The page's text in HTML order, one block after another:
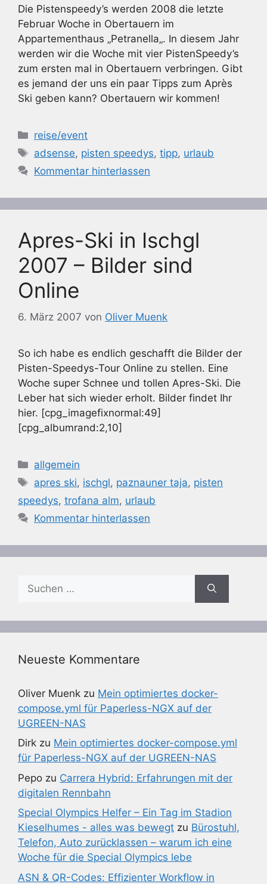
Die Pistenspeedy’s werden 2008 die letzte
Februar Woche in Obertauern im
Appartementhaus „Petranella„. In diesem Jahr
werden wir die Woche mit vier PistenSpeedy’s
zum ersten mal in Obertauern verbringen. Gibt
es jemand der uns ein paar Tipps zum Après
Ski geben kann? Obertauern wir kommen!
Kategorien
reise/event
Schlagwörter
adsense, pisten speedys,tipp, urlaub
Kommentar hinterlassen
Apres-Ski in Ischgl
2007 – Bilder sind
Online
6. März 2007 von Oliver Muenk
So ich habe es endlich geschafft die Bilder der
Pisten-Speedys-Tour Online zu stellen. Eine
Woche super Schnee und tollen Apres-Ski. Die
Leber hat sich wieder erholt. Bilder findet Ihr
hier. [cpg_imagefixnormal:49]
[cpg_albumrand:2,10]
Kategorien
allgemein
Schlagwörter
apres ski, ischgl, paznauner taja, pisten
speedys, trofana alm, urlaub
Kommentar hinterlassen
nach:
Neueste Kommentare
Oliver Muenk zu Mein optimiertes docker-
compose.yml für Paperless-NGX auf der
UGREEN-NAS
Dirk zu Mein optimiertes docker-compose.yml
für Paperless-NGX auf der UGREEN-NAS
Pepo zu Carrera Hybrid: Erfahrungen mit der
digitalen Rennbahn
Special Olympics Helfer – Ein Tag im Stadion
Kieselhumes - alles was bewegt zu Bürostuhl,
Telefon, Auto zurücklassen – warum ich eine
Woche für die Special Olympics lebe
ASN & QR-Codes: Effizienter Workflow in